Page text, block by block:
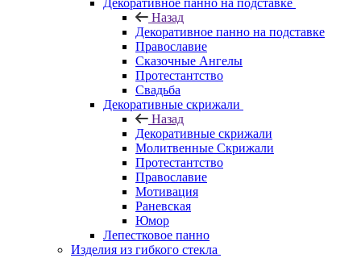
Декоративное панно на подставке
Назад
Декоративное панно на подставке
Православие
Сказочные Ангелы
Протестантство
Свадьба
Декоративные скрижали
Назад
Декоративные скрижали
Молитвенные Скрижали
Протестантство
Православие
Мотивация
Раневская
Юмор
Лепестковое панно
Изделия из гибкого стекла